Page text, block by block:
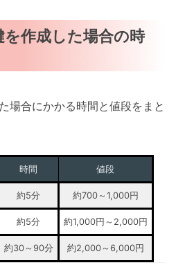
を作成した場合の時
場合にかかる時間と値段をまと
時間 値段
約5分 約700～1,000円
約5分 約1,000円～2,000円
約30～90分 約2,000～6,000円